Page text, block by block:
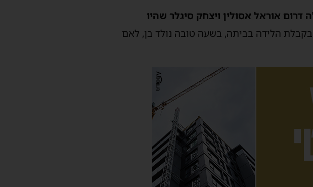
דרום אוראל אסולין ויצחק סיגלר שהיו
הלידה בביתה, בשעה טובה נולד בן, לאם